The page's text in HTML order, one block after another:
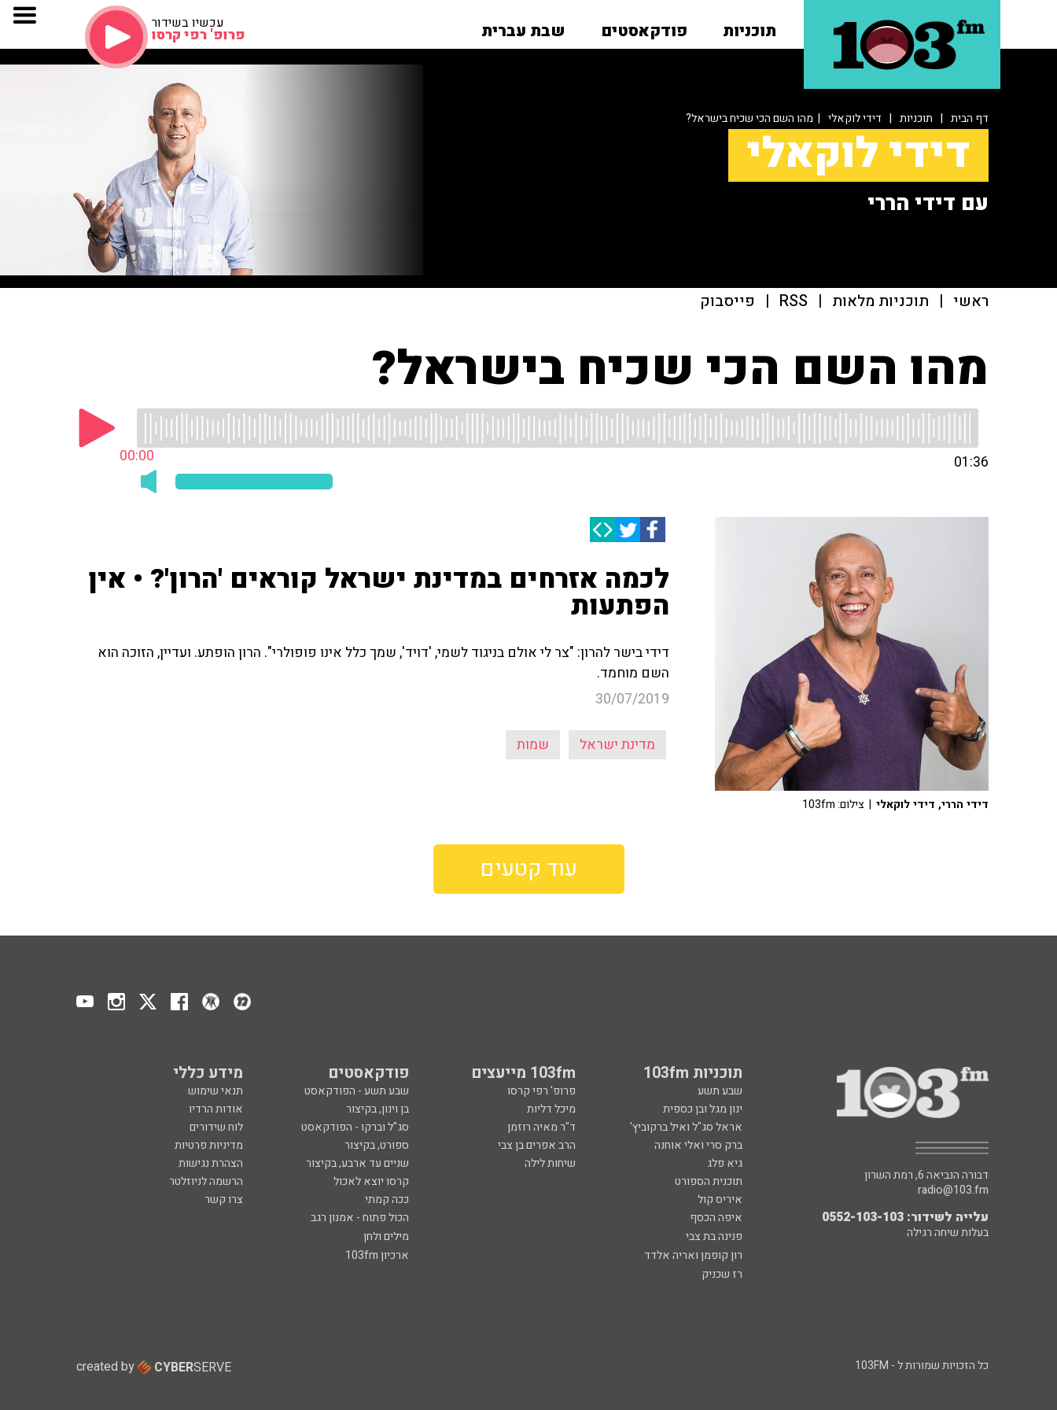
תוכניות פודקאסטים שבת עברית עכשיו בשידור
פרופ' רפי קרסו
דף הבית | תוכניות | דידי לוקאלי | מהו השם הכי שכיח בישראל?
דידי לוקאלי
עם דידי הררי
ראשי | תוכניות מלאות |
RSS
| פייסבוק
מהו השם הכי שכיח בישראל?
00:00 01:36
לכמה אזרחים במדינת ישראל קוראים 'הרון'? • אין
הפתעות
דידי בישר להרון: "צר לי אולם בניגוד לשמי, 'דויד', שמך כלל אינו פופולרי". הרון הופתע. ועדיין, הזוכה הוא
השם מוחמד.
30/07/2019
מדינת ישראל שמות
דידי הררי, דידי לוקאלי | צילום: 103fm
עוד קטעים
תוכניות 103fm 103fm מייעצים פודקאסטים מידע כללי
שבע תשע פרופ' רפי קרסו שבע תשע - הפודקאסט
תנאי שימוש
ינון מגל ובן כספית
מיכל דליות בן וינון, בקיצור
אודות הרדיו
אראל סג"ל ואיל ברקוביץ'
ד"ר מאיה רוזמן סג"ל וברקו - הפודקאסט
לוח שידורים
ברק סרי ואלי אוחנה
הרב אפרים בן צבי ספורט, בקיצור
מדיניות פרטיות
גיא פלג
שיחות לילה שניים עד ארבע, בקיצור
הצהרת נגישות
תוכנית הספורט
קרסו יוצא לאכול
הרשמה לניוזלטר
איריס קול
ככה קמתי
צרו קשר
איפה הכסף
הכול פתוח - אמנון רגב
פנינה בת צבי
מילים ולחן
רון קופמן ואריה אלדד
ארכיון 103fm
רז שכניק
דבורה הנביאה 6, רמת השרון
radio@103.fm
עלייה לשידור: 0552-103-103
בעלות שיחה רגילה
כל הזכויות שמורות ל - 103FM created by CYBERSERVE